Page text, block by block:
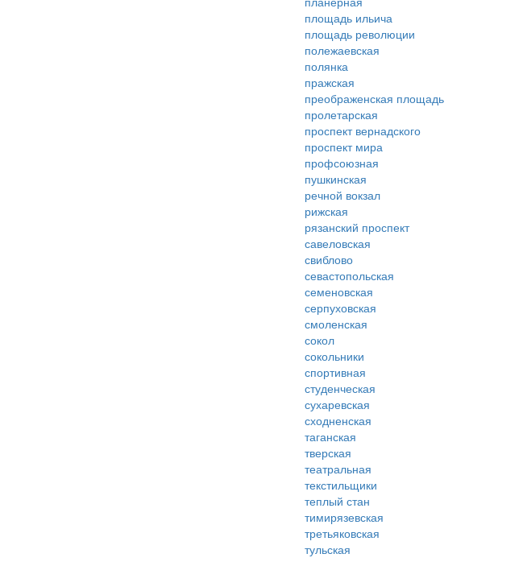
площадь ильича
площадь революции
полежаевская
полянка
пражская
преображенская площадь
пролетарская
проспект вернадского
проспект мира
профсоюзная
пушкинская
речной вокзал
рижская
рязанский проспект
савеловская
свиблово
севастопольская
семеновская
серпуховская
смоленская
сокол
сокольники
спортивная
студенческая
сухаревская
сходненская
таганская
тверская
театральная
текстильщики
теплый стан
тимирязевская
третьяковская
тульская